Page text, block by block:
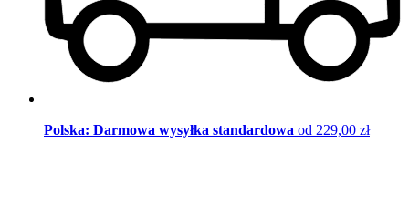
Polska: Darmowa wysyłka standardowa od 229,00 zł